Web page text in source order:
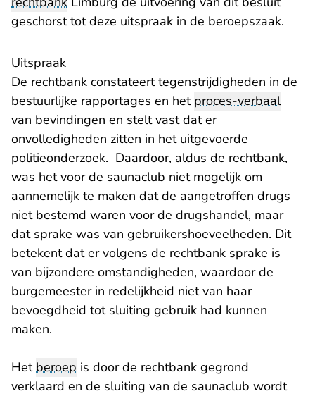
geschorst tot deze uitspraak in de beroepszaak.
Uitspraak
De rechtbank constateert tegenstrijdigheden in de
bestuurlijke rapportages en het proces-verbaal
van bevindingen en stelt vast dat er
onvolledigheden zitten in het uitgevoerde
politieonderzoek. Daardoor, aldus de rechtbank,
was het voor de saunaclub niet mogelijk om
aannemelijk te maken dat de aangetroffen drugs
niet bestemd waren voor de drugshandel, maar
dat sprake was van gebruikershoeveelheden. Dit
betekent dat er volgens de rechtbank sprake is
van bijzondere omstandigheden, waardoor de
burgemeester in redelijkheid niet van haar
bevoegdheid tot sluiting gebruik had kunnen
maken.
Hetberoep is door de rechtbank gegrond
verklaard en de sluiting van de saunaclub wordt